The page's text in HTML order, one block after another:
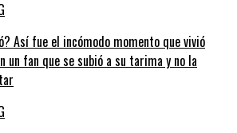
Así fue el incómodo momento que vivió
un fan que se subió a su tarima y no la